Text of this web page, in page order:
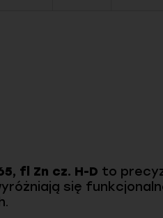
fl Zn cz. H-D to
się